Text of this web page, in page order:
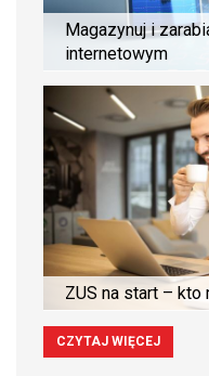
Magazynuj i
internetowym
ZUS na start –
CZYTAJ WIĘCEJ